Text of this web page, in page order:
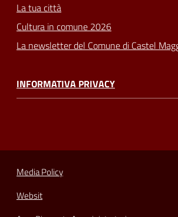
La tua città
Cultura in comune 2026
La newsletter del Comune di Castel
INFORMATIVA PRIVACY
Media Policy
Websit